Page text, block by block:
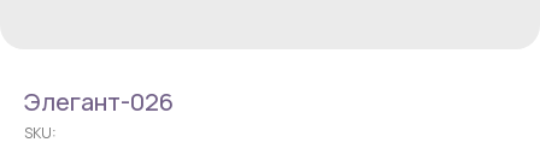
Элегант-026
SKU: